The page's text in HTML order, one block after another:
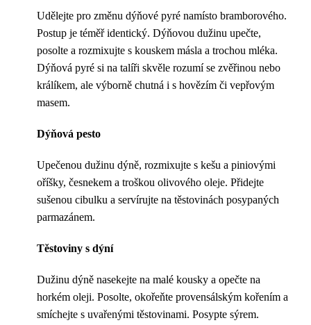
Udělejte pro změnu dýňové pyré namísto bramborového.
Postup je téměř identický. Dýňovou dužinu upečte,
posolte a rozmixujte s kouskem másla a trochou mléka.
Dýňová pyré si na talíři skvěle rozumí se zvěřinou nebo
králíkem, ale výborně chutná i s hovězím či vepřovým
masem.
Dýňová pesto
Upečenou dužinu dýně, rozmixujte s kešu a piniovými
oříšky, česnekem a troškou olivového oleje. Přidejte
sušenou cibulku a servírujte na těstovinách posypaných
parmazánem.
Těstoviny s dýní
Dužinu dýně nasekejte na malé kousky a opečte na
horkém oleji. Posolte, okořeňte provensálským kořením a
smíchejte s uvařenými těstovinami. Posypte sýrem.